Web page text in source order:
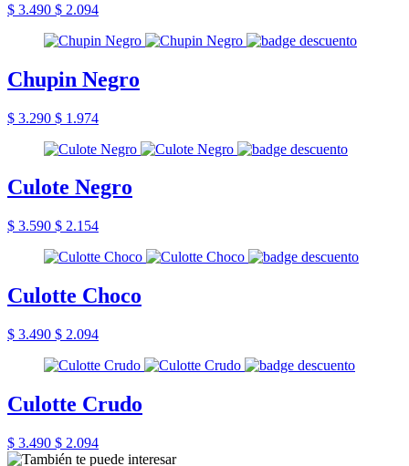
$ 3.490 $ 2.094
Chupin Negro
$ 3.290 $ 1.974
Culote Negro
$ 3.590 $ 2.154
Culotte Choco
$ 3.490 $ 2.094
Culotte Crudo
$ 3.490 $ 2.094